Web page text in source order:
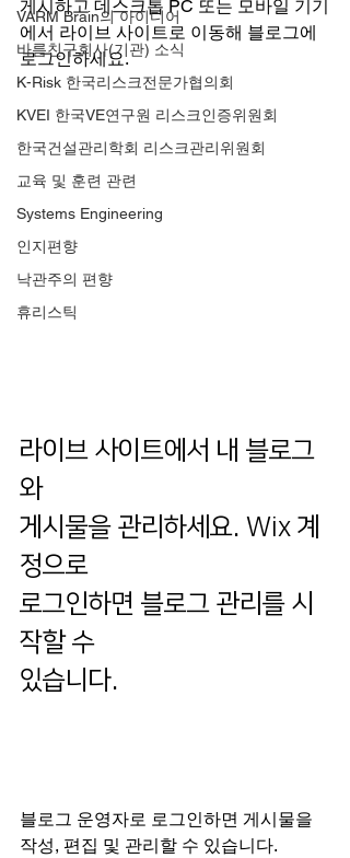
VARM Brain의 아이디어
바름친구회사(기관) 소식
K-Risk 한국리스크전문가협의회
KVEI 한국VE연구원 리스크인증위원회
한국건설관리학회 리스크관리위원회
교육 및 훈련 관련
Systems Engineering
인지편향
낙관주의 편향
휴리스틱
게시하고 데스크톱 PC 또는 모바일 기기
에서 라이브 사이트로 이동해 블로그에
로그인하세요.
라이브 사이트에서 내 블로그
와
게시물을 관리하세요. Wix 계
정으로
로그인하면 블로그 관리를 시
작할 수
있습니다.
블로그 운영자로 로그인하면 게시물을
작성, 편집 및 관리할 수 있습니다.